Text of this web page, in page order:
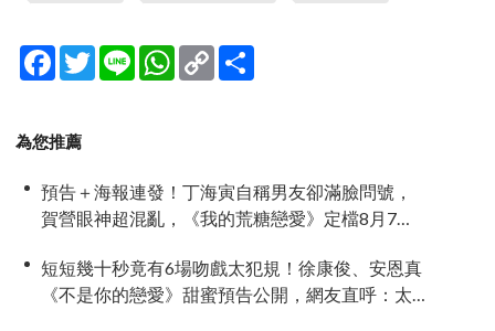
Facebook
TwitterLine WhatsApp
Copy
Link
為您推薦
預告＋海報連發！丁海寅自稱男友卻滿臉問號，
賀營眼神超混亂，《我的荒糖戀愛》定檔8月7
短短幾十秒竟有6場吻戲太犯規！徐康俊、安恩真
《不是你的戀愛》甜蜜預告公開，網友直呼：太